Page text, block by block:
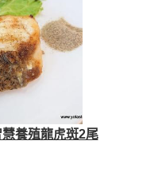
養殖龍虎斑2尾